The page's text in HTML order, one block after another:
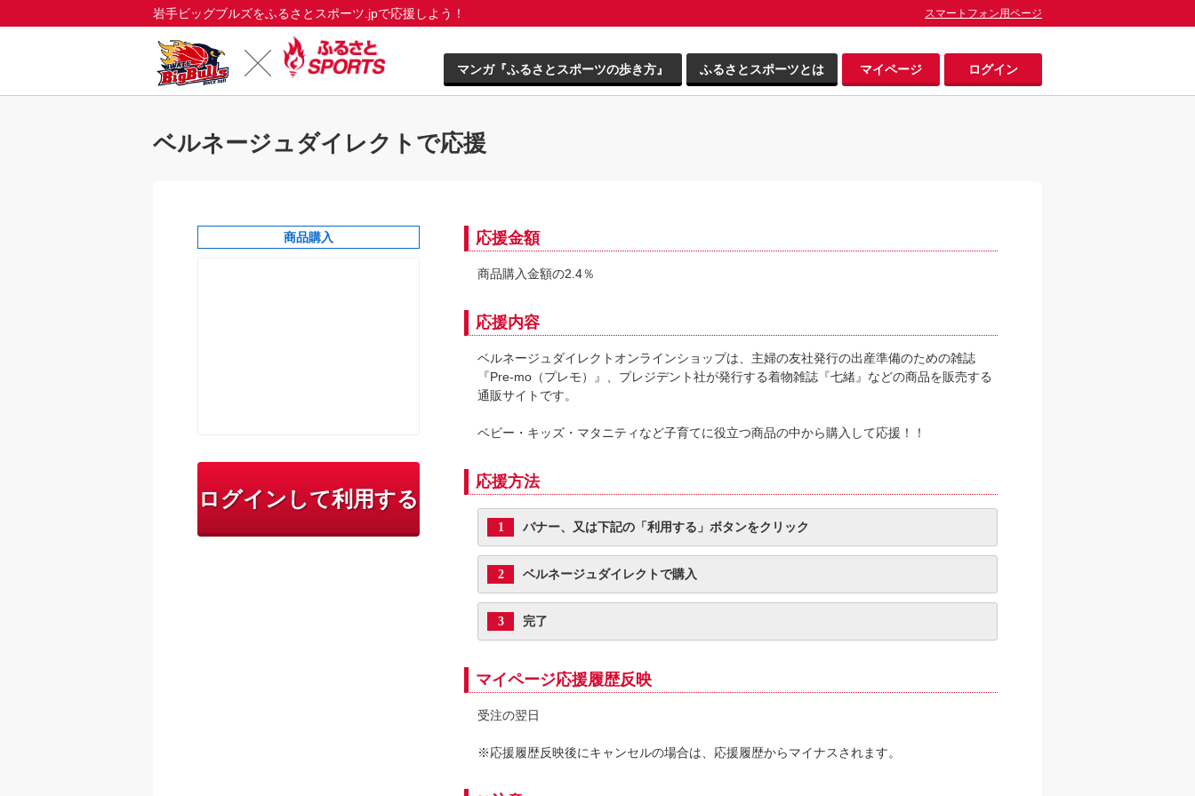
岩手ビッグブルズをふるさとスポーツ.jpで応援しよう！ スマートフォン用ページ
ログイン
マイページ
ふるさとスポーツとは
マンガ『ふるさとスポーツの歩き方』
ベルネージュダイレクトで応援
商品購入
ログインして利用する
応援金額
商品購入金額の2.4％
応援内容
ベルネージュダイレクトオンラインショップは、主婦の友社発行の出産準備のための雑誌
『Pre-mo（プレモ）』、プレジデント社が発行する着物雑誌『七緒』などの商品を販売する
通販サイトです。
ベビー・キッズ・マタニティなど子育てに役立つ商品の中から購入して応援！！
応援方法
1 バナー、又は下記の「利用する」ボタンをクリック
2 ベルネージュダイレクトで購入
3 完了
マイページ応援履歴反映
受注の翌日
※応援履歴反映後にキャンセルの場合は、応援履歴からマイナスされます。